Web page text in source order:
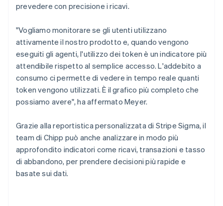
prevedere con precisione i ricavi.
"Vogliamo monitorare se gli utenti utilizzano
attivamente il nostro prodotto e, quando vengono
eseguiti gli agenti, l'utilizzo dei token è un indicatore più
attendibile rispetto al semplice accesso. L'addebito a
consumo ci permette di vedere in tempo reale quanti
token vengono utilizzati. È il grafico più completo che
possiamo avere", ha affermato Meyer.
Grazie alla reportistica personalizzata di Stripe Sigma, il
team di Chipp può anche analizzare in modo più
approfondito indicatori come ricavi, transazioni e tasso
di abbandono, per prendere decisioni più rapide e
basate sui dati.